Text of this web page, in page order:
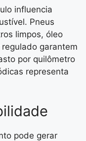
influencia
Pneus
limpos, óleo
garantem
por quilômetro
representa
pode gerar